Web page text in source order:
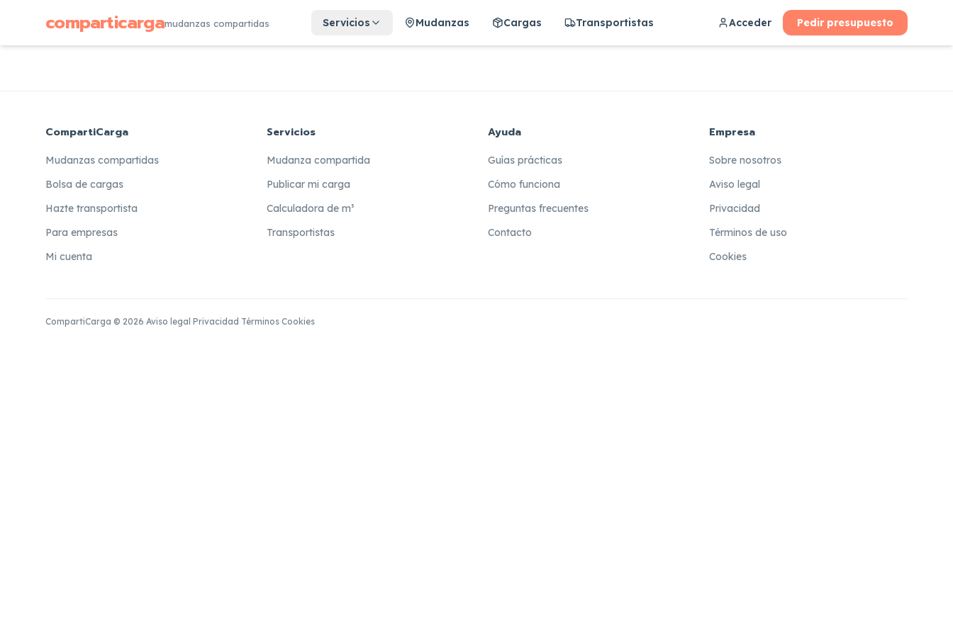
comparticargamudanzas compartidas Servicios Mudanzas Cargas Transportistas Acceder Pedir presupuesto
CompartiCarga
Mudanzas compartidas
Bolsa de cargas
Hazte transportista
Para empresas
Mi cuenta
Servicios
Mudanza compartida
Publicar mi carga
Calculadora de m³
Transportistas
Ayuda
Guías prácticas
Cómo funciona
Preguntas frecuentes
Contacto
Empresa
Sobre nosotros
Aviso legal
Privacidad
Términos de uso
Cookies
CompartiCarga © 2026·Aviso legal ·Privacidad ·Términos·Cookies